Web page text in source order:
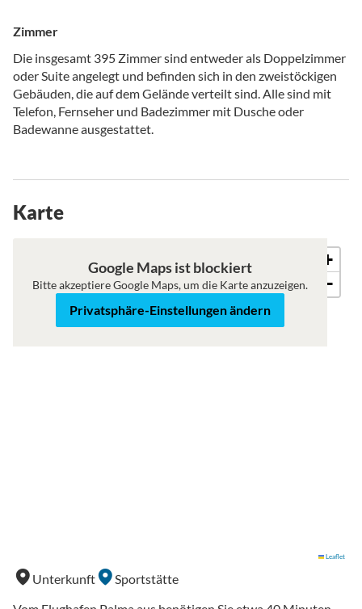
Zimmer
Die insgesamt 395 Zimmer sind entweder als Doppelzimmer
oder Suite angelegt und befinden sich in den zweistöckigen
Gebäuden, die auf dem Gelände verteilt sind. Alle sind mit
Telefon, Fernseher und Badezimmer mit Dusche oder
Badewanne ausgestattet.
Karte
Satellit
+
−
Leaflet
Google Maps ist blockiert
Bitte akzeptiere Google Maps, um die Karte anzuzeigen.
Privatsphäre-Einstellungen ändern
Unterkunft
Sportstätte